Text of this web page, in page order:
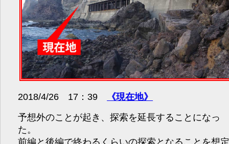
2018/4/26 17：39
《現在地》
予想外のことが起き、探索を延長することになっ
た。